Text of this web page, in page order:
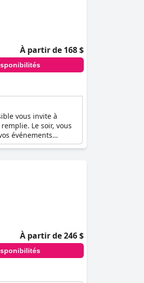
À partir de 168 $
vous invite à
Le soir, vous
événements
inoubliables.
À partir de 246 $